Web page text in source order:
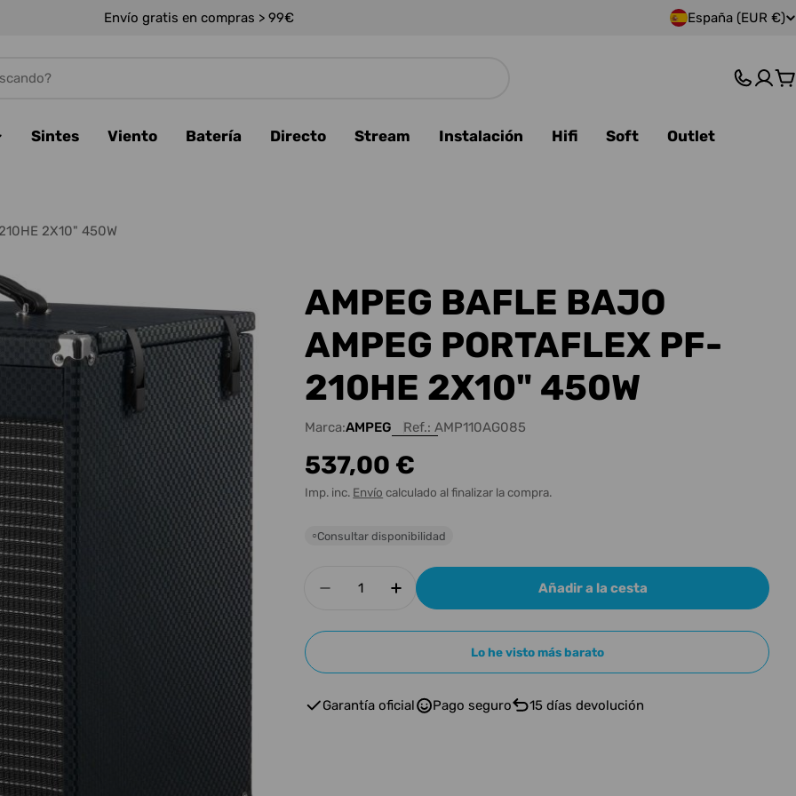
Envío gratis en compras > 99€
P
s
i
ó
España (EUR €)
Sintes Viento Batería Directo Stream Instalación Hifi Soft
Outlet
2X10" 450W
AMPEG BAFLE BAJO
AMPEG PORTAFLEX PF-
210HE 2X10" 450W
Marca:AMPEG Ref.: AMP110AG085
Precio
habitual
537,00 €
Imp. inc. Envío calculado al finalizar la compra.
○Consultar disponibilidad
Disminuir cantidad para AMPEG BAFLE BAJO AMPEG
Aumentar cantidad para AMPEG BAFLE BAJO
Añadir a la cesta
Lo he visto más barato
Garantía oficial Pago seguro 15 días devolución